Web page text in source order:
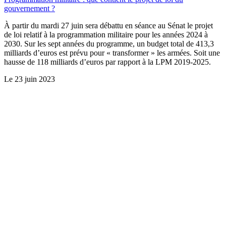
gouvernement ?
À partir du mardi 27 juin sera débattu en séance au Sénat le projet
de loi relatif à la programmation militaire pour les années 2024 à
2030. Sur les sept années du programme, un budget total de 413,3
milliards d’euros est prévu pour « transformer » les armées. Soit une
hausse de 118 milliards d’euros par rapport à la LPM 2019-2025.
Le 23 juin 2023